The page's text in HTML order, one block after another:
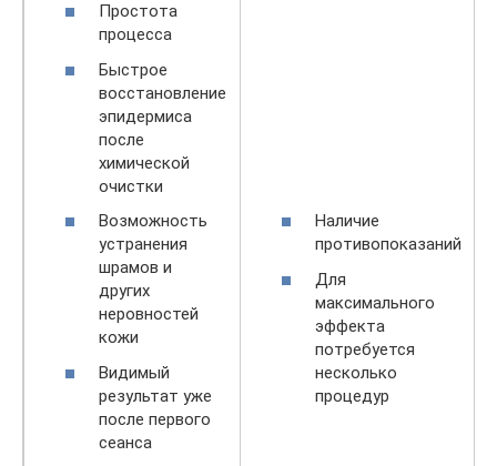
Простота
процесса
Быстрое
восстановление
эпидермиса
после
химической
очистки
Возможность
устранения
шрамов и
других
неровностей
кожи
Видимый
результат уже
после первого
сеанса
Наличие
противопоказаний
Для
максимального
эффекта
потребуется
несколько
процедур